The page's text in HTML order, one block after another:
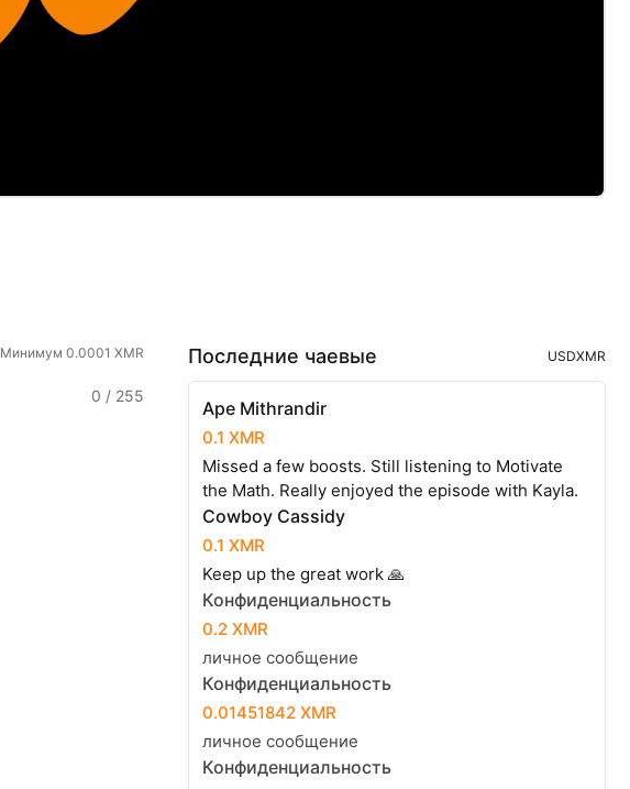
Минимум 0.0001 XMR
0 / 255
Последние чаевые USDXMR
Ape Mithrandir
0.1 XMR
Missed a few boosts. Still listening to Motivate
the Math. Really enjoyed the episode with Kayla.
Cowboy Cassidy
0.1 XMR
Keep up the great work 🙏
Конфиденциальность
0.2 XMR
личное сообщение
Конфиденциальность
0.01451842 XMR
личное сообщение
Конфиденциальность